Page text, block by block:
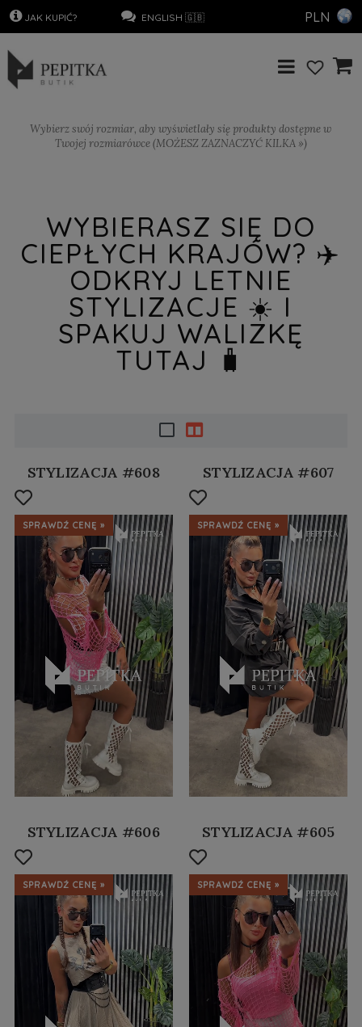
JAK KUPIĆ? ENGLISH 🇬🇧 PLN
Wybierz swój rozmiar, aby wyświetlały się produkty dostępne w
Twojej rozmiarówce (MOŻESZ ZAZNACZYĆ KILKA »)
WYBIERASZ SIĘ DO
CIEPŁYCH KRAJÓW? ✈️
ODKRYJ LETNIE
STYLIZACJE ☀️ I
SPAKUJ WALIZKĘ
TUTAJ 🧳
STYLIZACJA #608
SPRAWDŹ CENĘ »
STYLIZACJA #607
SPRAWDŹ CENĘ »
STYLIZACJA #606
SPRAWDŹ CENĘ »
STYLIZACJA #605
SPRAWDŹ CENĘ »